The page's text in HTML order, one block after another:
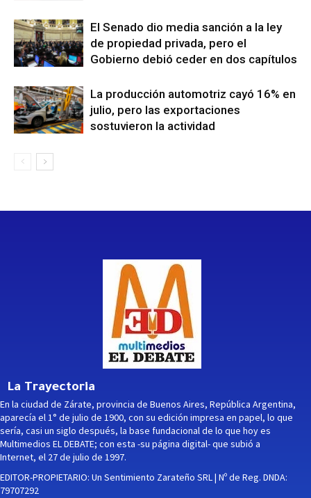
El Senado dio media sanción a la ley
de propiedad privada, pero el
Gobierno debió ceder en dos capítulos
La producción automotriz cayó 16% en
julio, pero las exportaciones
sostuvieron la actividad
La Trayectoria
En la ciudad de Zárate, provincia de Buenos Aires, República Argentina,
aparecía el 1° de julio de 1900, con su edición impresa en papel, lo que
sería, casi un siglo después, la base fundacional de lo que hoy es
Multimedios EL DEBATE; con esta -su página digital- que subió a
Internet, el 27 de julio de 1997.
EDITOR-PROPIETARIO: Un Sentimiento Zarateño SRL | Nº de Reg. DNDA:
79707292